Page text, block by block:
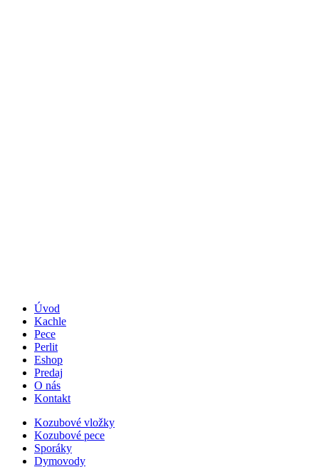
Úvod
Kachle
Pece
Perlit
Eshop
Predaj
O nás
Kontakt
Kozubové vložky
Kozubové pece
Sporáky
Dymovody